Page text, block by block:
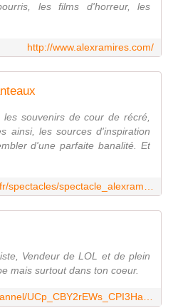
les films d'horreur, les
http://www.alexramires.com/
souvenirs de cour de récré,
ainsi, les sources d'inspiration
d'une parfaite banalité. Et
Vendeur de LOL et de plein
mais surtout dans ton coeur.